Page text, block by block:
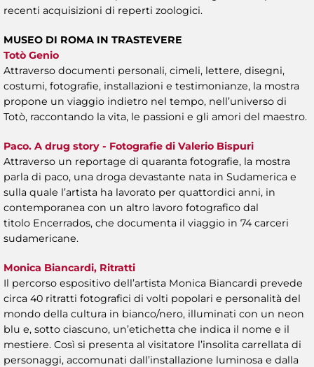
recenti acquisizioni di reperti zoologici.
MUSEO DI ROMA IN TRASTEVERE
Totò Genio
Attraverso documenti personali, cimeli, lettere, disegni,
costumi, fotografie, installazioni e testimonianze, la mostra
propone un viaggio indietro nel tempo, nell’universo di
Totò, raccontando la vita, le passioni e gli amori del maestro.
Paco. A drug story - Fotografie di Valerio Bispuri
Attraverso un reportage di quaranta fotografie, la mostra
parla di paco, una droga devastante nata in Sudamerica e
sulla quale l’artista ha lavorato per quattordici anni, in
contemporanea con un altro lavoro fotografico dal
titolo Encerrados, che documenta il viaggio in 74 carceri
sudamericane.
Monica Biancardi, Ritratti
Il percorso espositivo dell’artista Monica Biancardi prevede
circa 40 ritratti fotografici di volti popolari e personalità del
mondo della cultura in bianco/nero, illuminati con un neon
blu e, sotto ciascuno, un’etichetta che indica il nome e il
mestiere. Così si presenta al visitatore l’insolita carrellata di
personaggi, accomunati dall’installazione luminosa e dalla